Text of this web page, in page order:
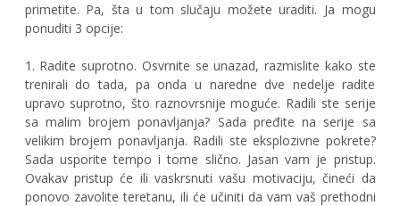
primetite. Pa, šta u tom slučaju možete uraditi. Ja mogu
ponuditi 3 opcije:
1. Radite suprotno. Osvrnite se unazad, razmislite kako ste
trenirali do tada, pa onda u naredne dve nedelje radite
upravo suprotno, što raznovrsnije moguće. Radili ste serije
sa malim brojem ponavljanja? Sada pređite na serije sa
velikim brojem ponavljanja. Radili ste eksplozivne pokrete?
Sada usporite tempo i tome slično. Jasan vam je pristup.
Ovakav pristup će ili vaskrsnuti vašu motivaciju, čineći da
ponovo zavolite teretanu, ili će učiniti da vam vaš prethodni